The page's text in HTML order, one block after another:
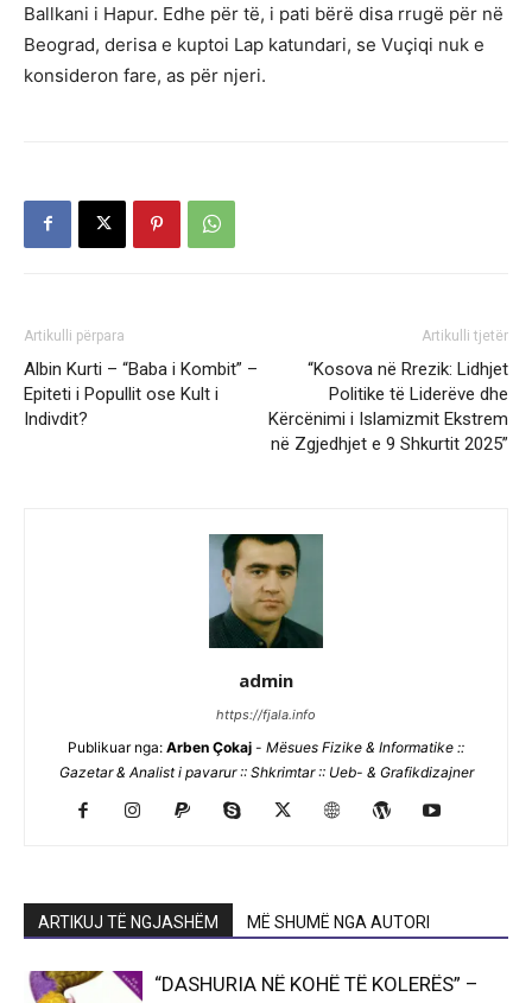
Ballkani i Hapur. Edhe për të, i pati bërë disa rrugë për në
Beograd, derisa e kuptoi Lap katundari, se Vuçiqi nuk e
konsideron fare, as për njeri.
Artikulli përpara
Albin Kurti – “Baba i Kombit” –
Epiteti i Popullit ose Kult i
Indivdit?
Artikulli tjetër
“Kosova në Rrezik: Lidhjet
Politike të Liderëve dhe
Kërcënimi i Islamizmit Ekstrem
në Zgjedhjet e 9 Shkurtit 2025”
admin
https://fjala.info
Publikuar nga: Arben Çokaj - Mësues Fizike & Informatike ::
Gazetar & Analist i pavarur :: Shkrimtar :: Ueb- & Grafikdizajner
ARTIKUJ TË NGJASHËM MË SHUMË NGA AUTORI
“DASHURIA NË KOHË TË KOLERËS” –